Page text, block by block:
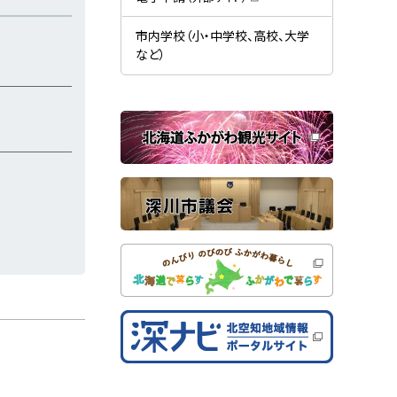
） き
ま
す
新
規
ウ
ン
で
開
き
ま
す
市内学校（小・中学校、高校、大学
など）
関
連
サ
イ
ト